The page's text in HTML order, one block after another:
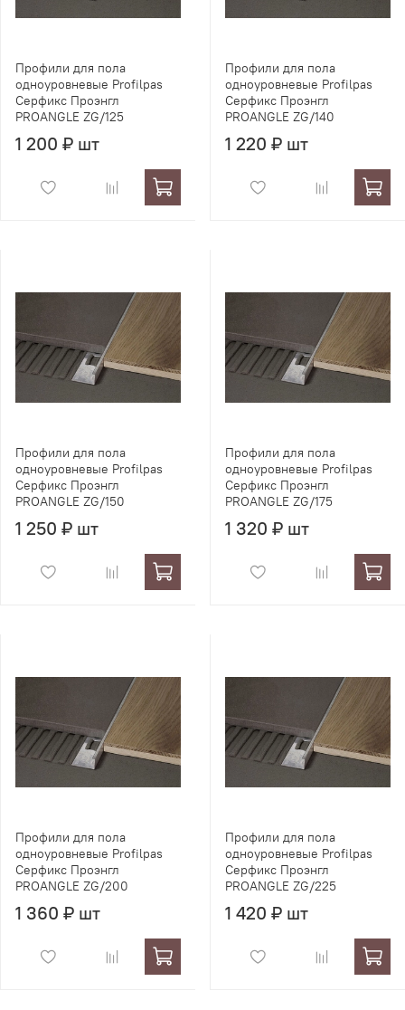
Профили для пола
одноуровневые Profilpas
Серфикс Проэнгл
PROANGLE ZG/125
1 200 ₽ шт
Профили для пола
одноуровневые Profilpas
Серфикс Проэнгл
PROANGLE ZG/140
1 220 ₽ шт
Профили для пола
одноуровневые Profilpas
Серфикс Проэнгл
PROANGLE ZG/150
1 250 ₽ шт
Профили для пола
одноуровневые Profilpas
Серфикс Проэнгл
PROANGLE ZG/175
1 320 ₽ шт
Профили для пола
одноуровневые Profilpas
Серфикс Проэнгл
PROANGLE ZG/200
1 360 ₽ шт
Профили для пола
одноуровневые Profilpas
Серфикс Проэнгл
PROANGLE ZG/225
1 420 ₽ шт